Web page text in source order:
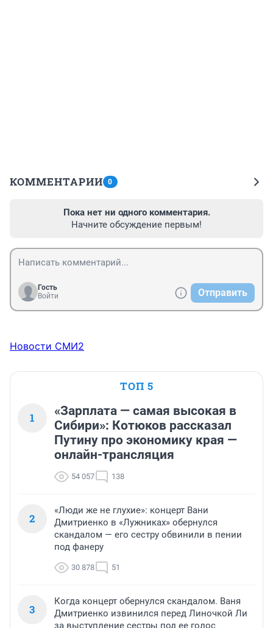
КОММЕНТАРИИ 0
Пока нет ни одного комментария.
Начните обсуждение первым!
Гость
Войти
Отправить
Новости СМИ2
ТОП 5
1
«Зарплата — самая высокая в
Сибири»: Котюков рассказал
Путину про экономику края —
онлайн-трансляция
54 057 138
2
«Люди же не глухие»: концерт Вани
Дмитриенко в «Лужниках» обернулся
скандалом — его сестру обвинили в пении
под фанеру
30 878 51
3
Когда концерт обернулся скандалом. Ваня
Дмитриенко извинился перед Линочкой Ли
за выступление сестры под ее голос